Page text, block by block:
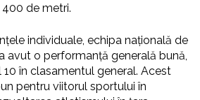
de metri.
individuale, echipa națională de
avut o performanță generală bună,
în clasamentul general. Acest
pentru viitorul sportului în